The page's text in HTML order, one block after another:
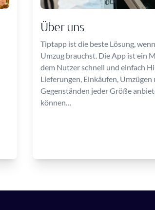
Über uns
Tiptapp ist die beste Lösung,
Umzug brauchst. Die App ist ein
dem Nutzer schnell und einfach
Lieferungen, Einkäufen, Umzügen
Gegenständen jeder Größe
können…